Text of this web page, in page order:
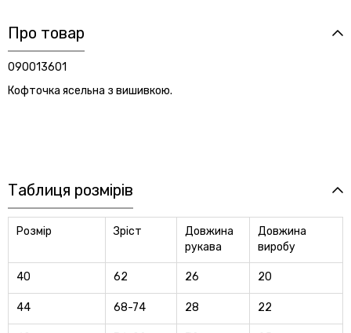
Про товар
090013601
Кофточка ясельна з вишивкою.
Таблиця розмірів
Розмір Зріст
Довжина
рукава
Довжина
виробу
40 62 26 20
44 68-74 28 22